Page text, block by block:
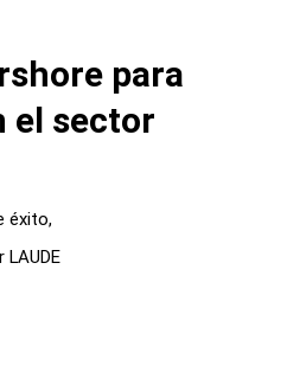
para
el sector
éxito,
LAUDE